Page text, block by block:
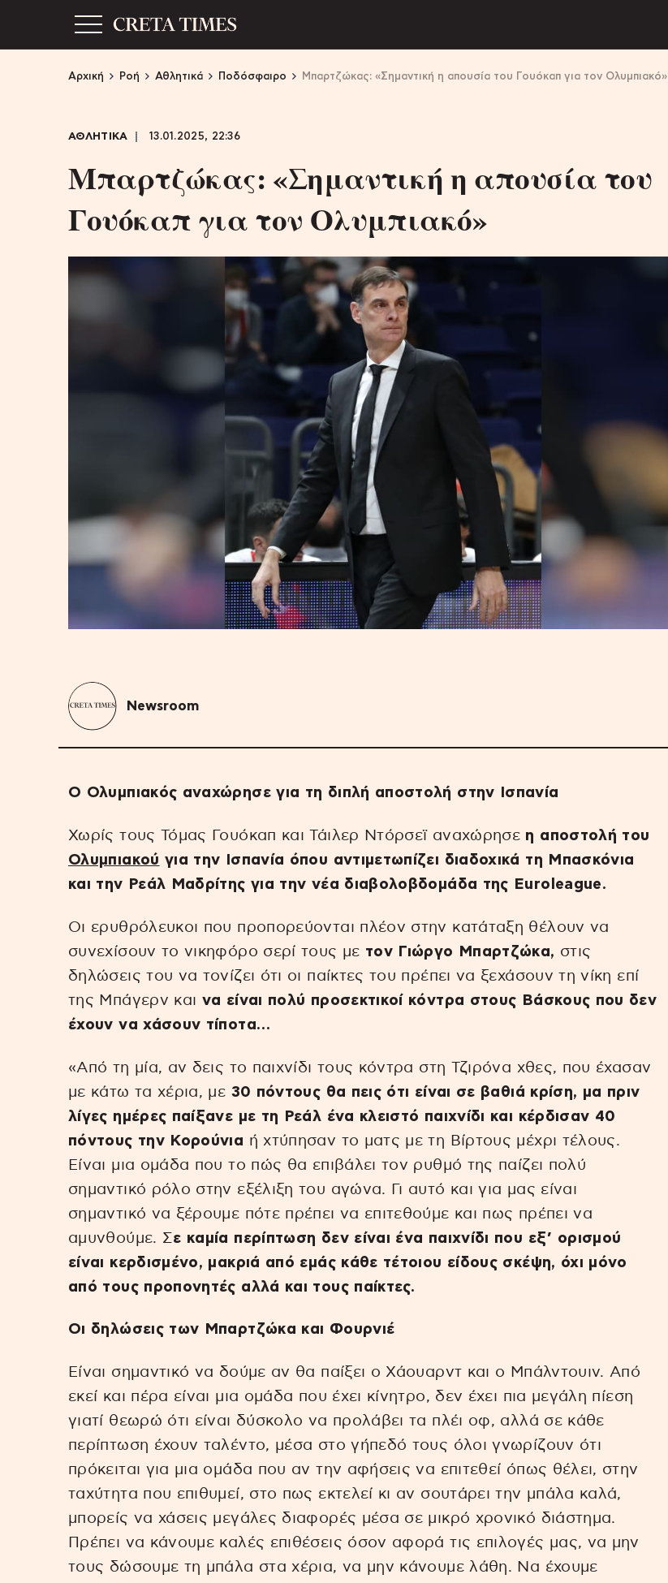
Αρχική Ροή Αθλητικά Ποδόσφαιρο Mπαρτζώκας: «Σημαντική η απουσία του Γουόκαπ για τον Ολυμπιακό»
ΑΘΛΗΤΙΚΑ 13.01.2025, 22:36
Mπαρτζώκας: «Σημαντική η απουσία του
Γουόκαπ για τον Ολυμπιακό»
Newsroom
Ο Ολυμπιακός αναχώρησε για τη διπλή αποστολή στην Ισπανία
Χωρίς τους Τόμας Γουόκαπ και Τάιλερ Ντόρσεϊ αναχώρησε η αποστολή του
Ολυμπιακού για την Ισπανία όπου αντιμετωπίζει διαδοχικά τη Μπασκόνια
και την Ρεάλ Μαδρίτης για την νέα διαβολοβδομάδα της Euroleague.
Οι ερυθρόλευκοι που προπορεύονται πλέον στην κατάταξη θέλουν να
συνεχίσουν το νικηφόρο σερί τους με τον Γιώργο Μπαρτζώκα, στις
δηλώσεις του να τονίζει ότι οι παίκτες του πρέπει να ξεχάσουν τη νίκη επί
της Μπάγερν και να είναι πολύ προσεκτικοί κόντρα στους Βάσκους που δεν
έχουν να χάσουν τίποτα…
«Από τη μία, αν δεις το παιχνίδι τους κόντρα στη Τζιρόνα χθες, που έχασαν
με κάτω τα χέρια, με 30 πόντους θα πεις ότι είναι σε βαθιά κρίση, μα πριν
λίγες ημέρες παίξανε με τη Ρεάλ ένα κλειστό παιχνίδι και κέρδισαν 40
πόντους την Κορούνια ή χτύπησαν το ματς με τη Βίρτους μέχρι τέλους.
Είναι μια ομάδα που το πώς θα επιβάλει τον ρυθμό της παίζει πολύ
σημαντικό ρόλο στην εξέλιξη του αγώνα. Γι αυτό και για μας είναι
σημαντικό να ξέρουμε πότε πρέπει να επιτεθούμε και πως πρέπει να
αμυνθούμε. Σε καμία περίπτωση δεν είναι ένα παιχνίδι που εξ’ ορισμού
είναι κερδισμένο, μακριά από εμάς κάθε τέτοιου είδους σκέψη, όχι μόνο
από τους προπονητές αλλά και τους παίκτες.
Οι δηλώσεις των Μπαρτζώκα και Φουρνιέ
Είναι σημαντικό να δούμε αν θα παίξει ο Χάουαρντ και ο Μπάλντουιν. Από
εκεί και πέρα είναι μια ομάδα που έχει κίνητρο, δεν έχει πια μεγάλη πίεση
γιατί θεωρώ ότι είναι δύσκολο να προλάβει τα πλέι οφ, αλλά σε κάθε
περίπτωση έχουν ταλέντο, μέσα στο γήπεδό τους όλοι γνωρίζουν ότι
πρόκειται για μια ομάδα που αν την αφήσεις να επιτεθεί όπως θέλει, στην
ταχύτητα που επιθυμεί, στο πως εκτελεί κι αν σουτάρει την μπάλα καλά,
μπορείς να χάσεις μεγάλες διαφορές μέσα σε μικρό χρονικό διάστημα.
Πρέπει να κάνουμε καλές επιθέσεις όσον αφορά τις επιλογές μας, να μην
τους δώσουμε τη μπάλα στα χέρια, να μην κάνουμε λάθη. Να έχουμε